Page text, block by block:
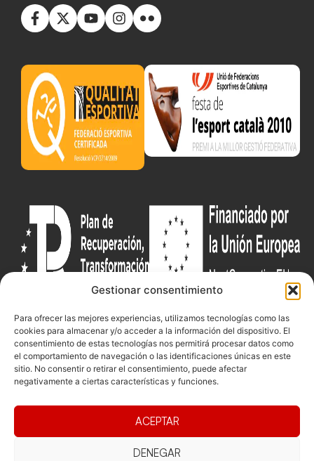
Gestionar consentimiento
Para ofrecer las mejores experiencias, utilizamos tecnologías como las
cookies para almacenar y/o acceder a la información del dispositivo. El
consentimiento de estas tecnologías nos permitirá procesar datos como
el comportamiento de navegación o las identificaciones únicas en este
sitio. No consentir o retirar el consentimiento, puede afectar
negativamente a ciertas características y funciones.
ACEPTAR
DENEGAR
Federació
Presidència
directiva
general
Competicions
Competiciones
Pista
Competiciones
Vólei neu
Documentacio
Funcionament
Transparència
Eleccions
Contacte
Carrer de les
Jonqueres,
Barcelona